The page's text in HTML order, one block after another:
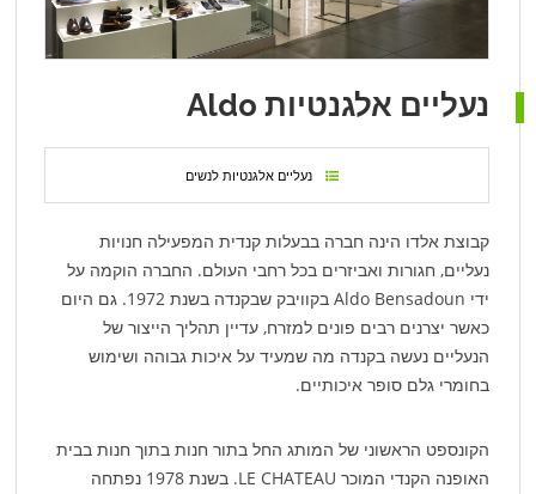
נעליים אלגנטיות Aldo
נעליים אלגנטיות לנשים
קבוצת אלדו הינה חברה בבעלות קנדית המפעילה חנויות
נעליים, חגורות ואביזרים בכל רחבי העולם. החברה הוקמה על
ידי Aldo Bensadoun בקוויבק שבקנדה בשנת 1972. גם היום
כאשר יצרנים רבים פונים למזרח, עדיין תהליך הייצור של
הנעליים נעשה בקנדה מה שמעיד על איכות גבוהה ושימוש
בחומרי גלם סופר איכותיים.
הקונספט הראשוני של המותג החל בתור חנות בתוך חנות בבית
האופנה הקנדי המוכר LE CHATEAU. בשנת 1978 נפתחה